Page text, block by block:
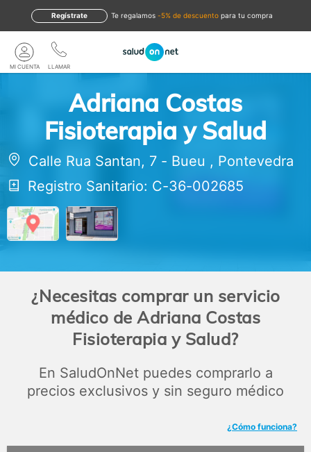
te regalamos -5% de descuento para tu compra
Regístrate
LLAMAR
MI CUENTA
Adriana Costas
Fisioterapia y Salud
Calle Rua Santan, 7 - Bueu , Pontevedra
Registro Sanitario: C-36-002685
¿Necesitas comprar un servicio
médico de Adriana Costas
Fisioterapia y Salud?
En SaludOnNet puedes comprarlo a
precios exclusivos y sin seguro médico
¿Cómo funciona?